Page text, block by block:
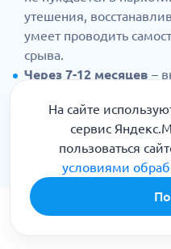
утешения,
умеет проводить
срыва.
Через 7-12 месяцев –
здоровой
находит новый
восстанавливает
На сайте
сервис
пользоваться
условиями